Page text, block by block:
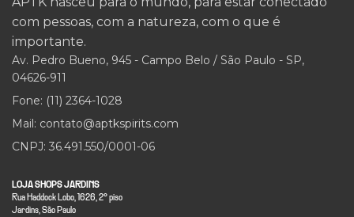
com pessoas, com a natureza, com o que é
importante.
Av. Pedro Bueno, 945 - Campo Belo / São Paulo - SP,
04626-911
Fone: (11) 2364-1028
Mail: contato@aptkspirits.com
CNPJ: 36.491.550/0001-06
LOJA SHOPS JARDINS
Rua Haddock Lobo, 1626, 2° piso
Jardins, São Paulo